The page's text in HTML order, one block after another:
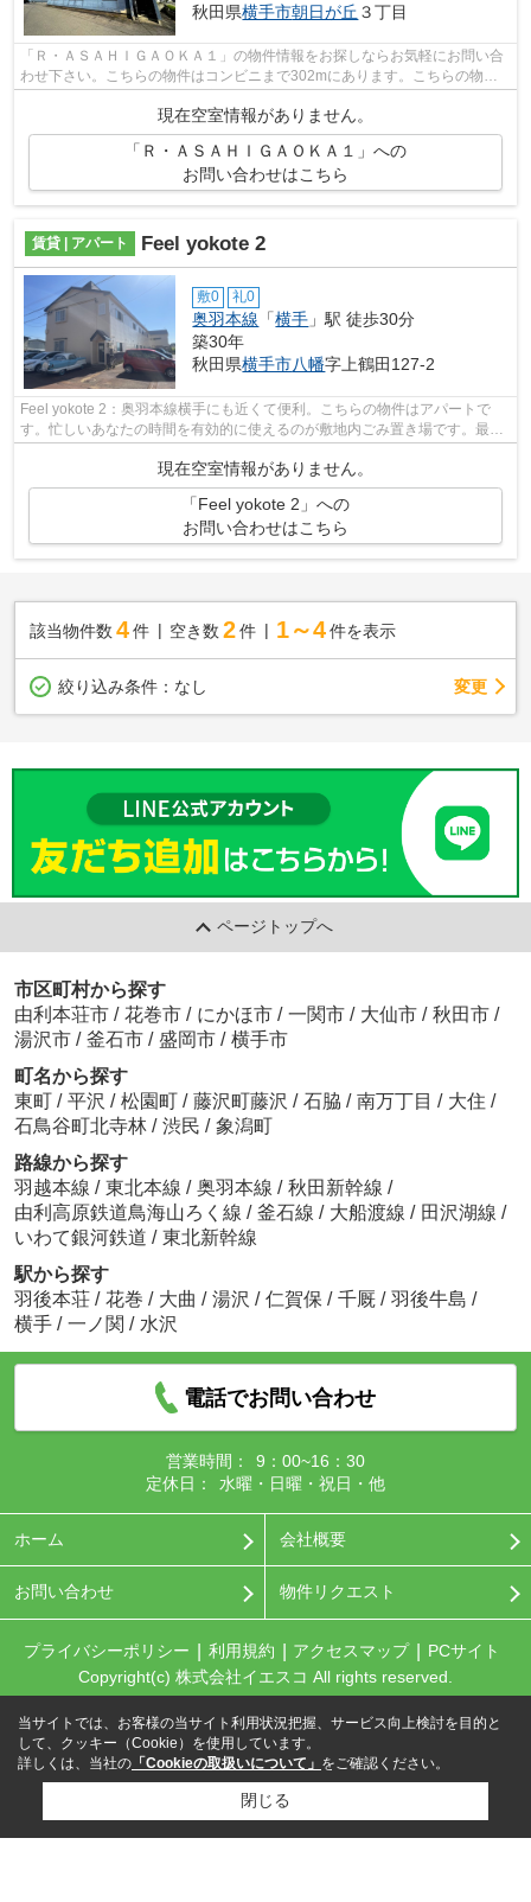
秋田県横手市朝日が丘 ３丁目
「Ｒ・ＡＳＡＨＩＧＡＯＫＡ１」の物件情報をお探しならお気軽にお問い合
わせ下さい。こちらの物件はコンビニまで302mにあります。こちらの物件
現在空室情報がありません。
「Ｒ・ＡＳＡＨＩＧＡＯＫＡ１」への
お問い合わせはこちら
賃貸 | アパート Feel yokote 2
敷0 礼0
奥羽本線 「横手 」駅 徒歩30分
築30年
秋田県横手市八幡字上鶴田127-2
Feel yokote 2：奥羽本線横手にも近くて便利。こちらの物件はアパートで
す。忙しいあなたの時間を有効的に使えるのが敷地内ごみ置き場です。最上
現在空室情報がありません。
「Feel yokote 2」への
お問い合わせはこちら
該当物件数 4件 空き数 2 件 1～4 件を表示
絞り込み条件： なし 変更
ページトップへ
市区町村から探す
由利本荘市 / 花巻市 / にかほ市 / 一関市 / 大仙市 / 秋田市 /
湯沢市 / 釜石市 / 盛岡市 / 横手市
町名から探す
東町 / 平沢 / 松園町 / 藤沢町藤沢 / 石脇 / 南万丁目 / 大住 /
石鳥谷町北寺林 / 渋民 / 象潟町
路線から探す
羽越本線 / 東北本線 / 奥羽本線 / 秋田新幹線 /
由利高原鉄道鳥海山ろく線 / 釜石線 / 大船渡線 / 田沢湖線 /
いわて銀河鉄道 / 東北新幹線
駅から探す
羽後本荘 / 花巻 / 大曲 / 湯沢 / 仁賀保 / 千厩 / 羽後牛島 /
横手 / 一ノ関 / 水沢
電話でお問い合わせ
営業時間：
9：00~16：30
定休日：
水曜・日曜・祝日・他
ホーム 会社概要
お問い合わせ 物件リクエスト
プライバシーポリシー 利用規約 アクセスマップ
PCサイト
Copyright(c) 株式会社イエスコ All rights reserved.
当サイトでは、お客様の当サイト利用状況把握、サービス向上検討を目的と
して、クッキー（Cookie）を使用しています。
詳しくは、当社の 「Cookieの取扱いについて」 をご確認ください。
閉じる